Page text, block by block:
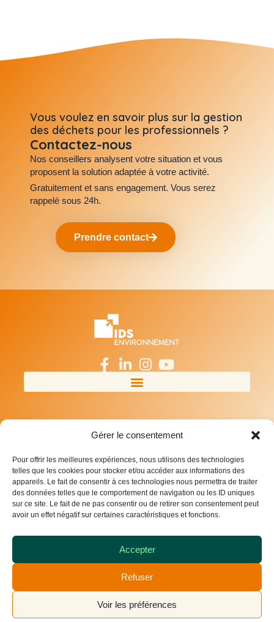
Gérer le consentement
Pour offrir les meilleures expériences, nous utilisons des technologies
telles que les cookies pour stocker et/ou accéder aux informations des
appareils. Le fait de consentir à ces technologies nous permettra de traiter
des données telles que le comportement de navigation ou les ID uniques
sur ce site. Le fait de ne pas consentir ou de retirer son consentement peut
avoir un effet négatif sur certaines caractéristiques et fonctions.
Accepter
Refuser
Voir les préférences
Vous voulez en savoir plus sur la gestion
des déchets pour les professionnels ?
Contactez-nous
Nos conseillers analysent votre situation et vous
proposent la solution adaptée à votre activité.
Gratuitement et sans engagement. Vous serez
rappelé sous 24h.
Prendre contact
© 2026 IDS Environnement – Tous droits réservés |